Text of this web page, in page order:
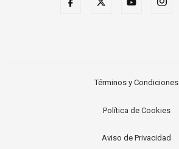
Términos y Condiciones
Política de Cookies
Aviso de Privacidad